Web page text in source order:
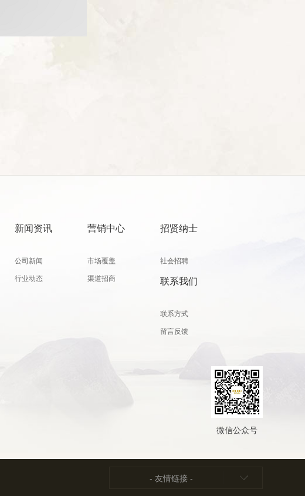
新闻资讯
公司新闻
行业动态
营销中心
市场覆盖
渠道招商
招贤纳士
社会招聘
联系我们
联系方式
留言反馈
微信公众号
- 友情链接 -